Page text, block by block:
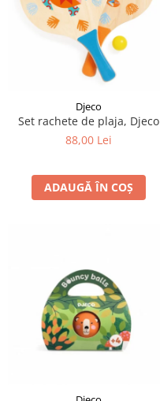
Djeco
Set rachete de plaja, Djeco
88,00 Lei
ADAUGĂ ÎN COȘ